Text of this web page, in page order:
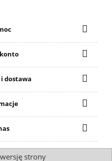
i dostawa
strony